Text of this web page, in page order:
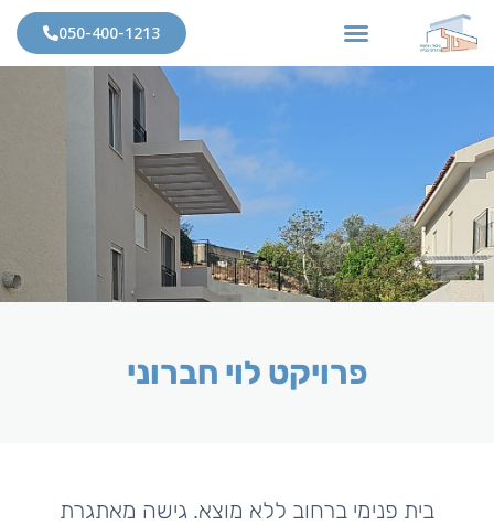
050-400-1213
פרויקט לוי חברוני
בית פנימי ברחוב ללא מוצא. גישה מאתגרת